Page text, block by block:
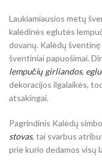
Laukiamiausios metų
kalėdinės eglutės
dovanų. Kalėdų
šventiniai papuošimai.
lempučių girliandos,
dekoracijos ilgalaikės,
atsakingai.
Pagrindinis Kalėdų
stovas, tai svarbus
prie kurio dedamos visų